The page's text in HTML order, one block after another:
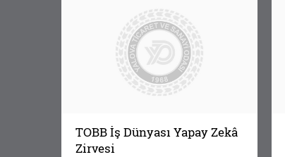
TOBB İş Dünyası Yapay Zekâ
Zirvesi